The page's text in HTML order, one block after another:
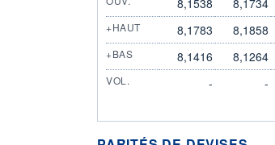
+HAUT 8,1783 8,1858
+BAS 8,1416 8,1264
VOL. - -